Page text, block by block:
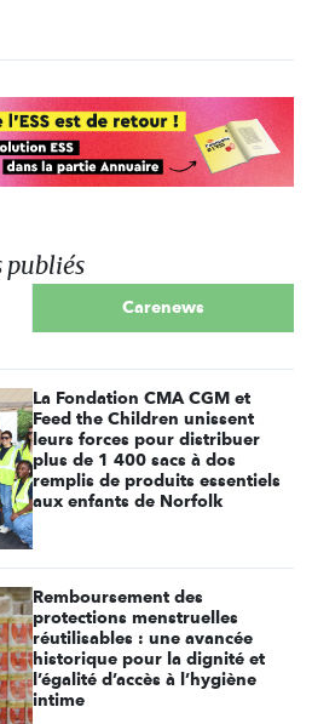
publiés
Carenews
La Fondation CMA CGM et
Feed the Children unissent
leurs forces pour distribuer
plus de 1 400 sacs à dos
remplis de produits essentiels
aux enfants de Norfolk
Remboursement des
protections menstruelles
réutilisables : une avancée
historique pour la dignité et
l’égalité d’accès à l’hygiène
intime